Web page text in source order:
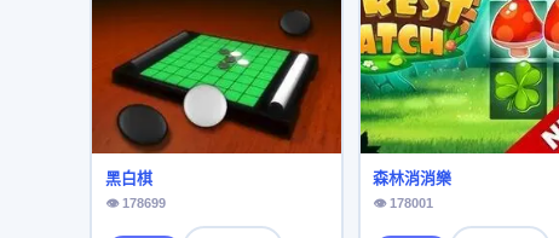
黑白棋
👁 178699
森林消消樂
👁 178001